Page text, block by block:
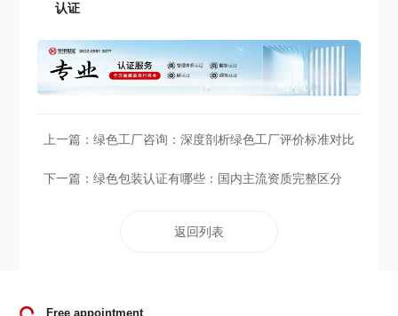
认证
上一篇： 绿色工厂咨询：深度剖析绿色工厂评价标准对比
下一篇： 绿色包装认证有哪些：国内主流资质完整区分
返回列表
Free appointment